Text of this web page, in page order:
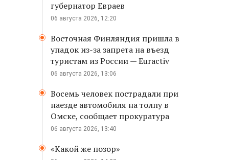
губернатор Евраев
06 августа 2026, 12:20
Восточная Финляндия пришла в
упадок из-за запрета на въезд
туристам из России — Euractiv
06 августа 2026, 13:06
Восемь человек пострадали при
наезде автомобиля на толпу в
Омске, сообщает прокуратура
06 августа 2026, 13:40
«Какой же позор»